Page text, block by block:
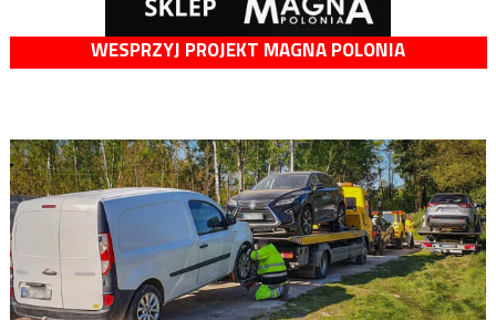
WESPRZYJ PROJEKT MAGNA POLONIA